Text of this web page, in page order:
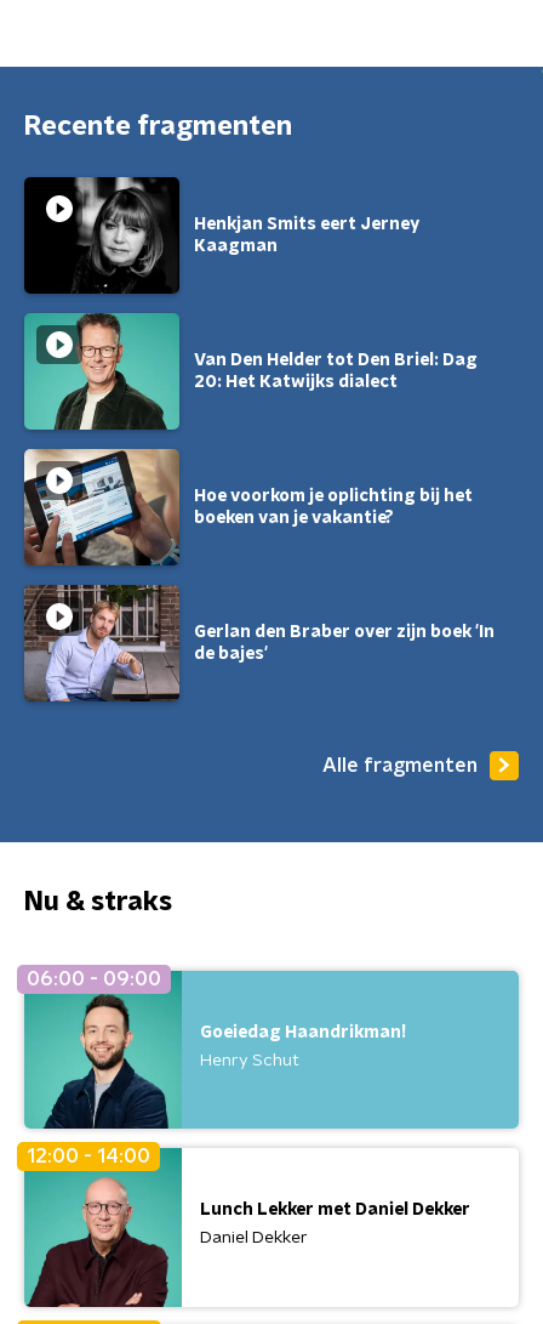
Recente fragmenten
Henkjan Smits eert Jerney
Kaagman
Van Den Helder tot Den Briel: Dag
20: Het Katwijks dialect
Hoe voorkom je oplichting bij het
boeken van je vakantie?
Gerlan den Braber over zijn boek 'In
de bajes'
Alle fragmenten
Nu & straks
06:00 - 09:00
Goeiedag Haandrikman!
Henry Schut
12:00 - 14:00
Lunch Lekker met Daniel Dekker
Daniel Dekker